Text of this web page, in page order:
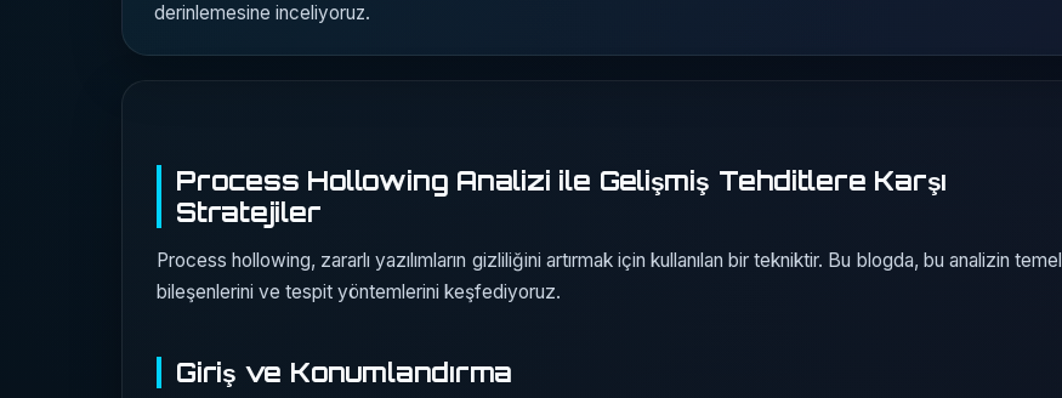
derinlemesine inceliyoruz.
Process Hollowing Analizi ile Gelişmiş Tehditlere Karşı
Stratejiler
Process hollowing, zararlı yazılımların gizliliğini artırmak için kullanılan bir tekniktir. Bu blogda, bu analizin temel
bileşenlerini ve tespit yöntemlerini keşfediyoruz.
Giriş ve Konumlandırma